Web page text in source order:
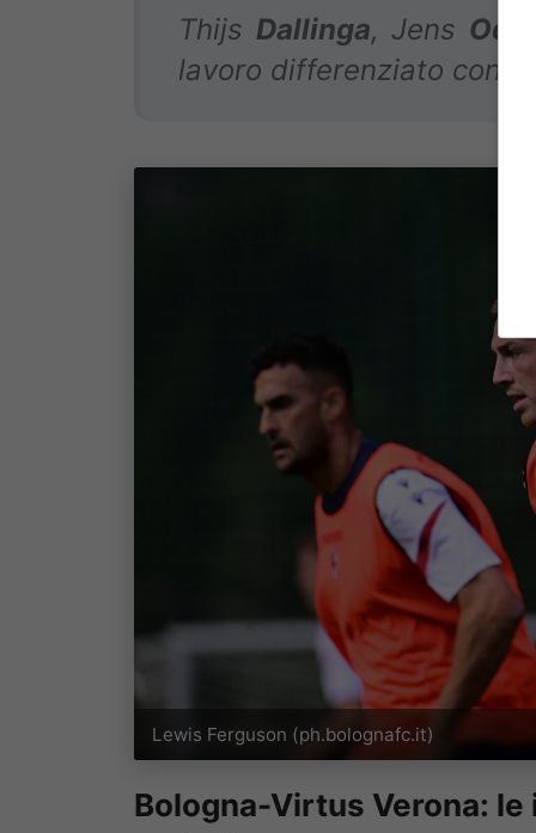
Thijs Dallinga, Jens
lavoro differenziato con
Lewis Ferguson (ph.bolognafc.it)
Bologna-Virtus Verona: